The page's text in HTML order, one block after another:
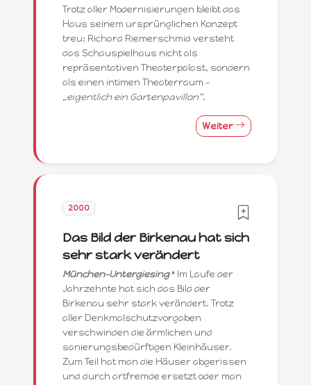
Trotz aller Modernisierungen bleibt das
Haus seinem ursprünglichen Konzept
treu: Richard Riemerschmid versteht
das Schauspielhaus nicht als
repräsentativen Theaterpalast, sondern
als einen intimen Theaterraum –
„eigentlich ein Gartenpavillon“.
Weiter
2000
Das Bild der Birkenau hat sich
sehr stark verändert
München-Untergiesing* Im Laufe der
Jahrzehnte hat sich das Bild der
Birkenau sehr stark verändert. Trotz
aller Denkmalschutzvorgaben
verschwinden die ärmlichen und
sanierungsbedürftigen Kleinhäuser.
Zum Teil hat man die Häuser abgerissen
und durch artfremde ersetzt oder man